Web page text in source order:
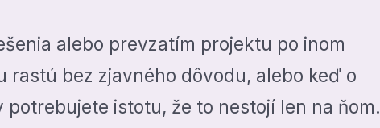
alebo prevzatím projektu po inom
bez zjavného dôvodu, alebo keď o
istotu, že to nestojí len na ňom.